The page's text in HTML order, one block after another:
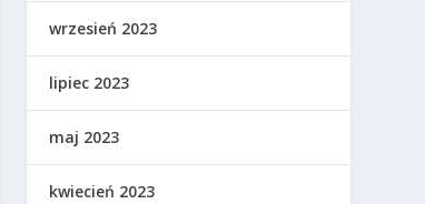
wrzesień 2023
lipiec 2023
maj 2023
kwiecień 2023